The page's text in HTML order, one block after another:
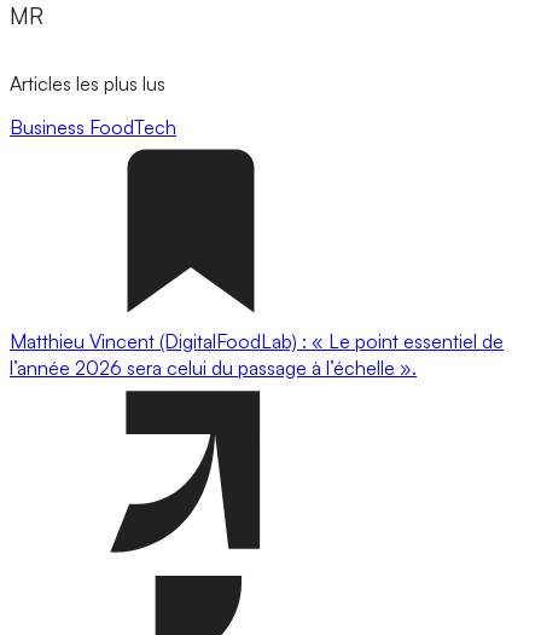
MR
Articles les plus lus
Business FoodTech
Matthieu Vincent (DigitalFoodLab) : « Le point essentiel de
l’année 2026 sera celui du passage à l’échelle ».